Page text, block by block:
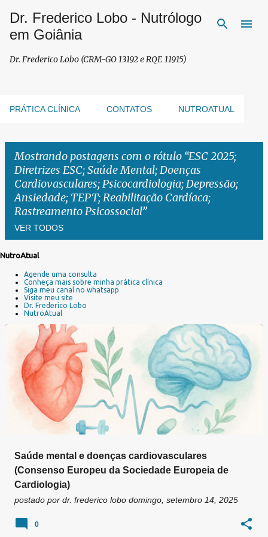
Pular para o conteúdo principal
Dr. Frederico Lobo - Nutrólogo
em Goiânia
Dr. Frederico Lobo (CRM-GO 13192 e RQE 11915)
PRÁTICA CLÍNICA CONTATOS NUTROATUAL
Mostrando postagens com o rótulo ESC 2025;
Diretrizes ESC; Saúde Mental; Doenças
Cardiovasculares; Psicocardiologia; Depressão;
Ansiedade; TEPT; Reabilitação Cardíaca;
Rastreamento Psicossocial
VER TODOS
g
NutroAtual
Agende uma consulta
Conheça mais sobre minha prática clínica
Siga meu canal no whatsapp
Visite meu site
Dr. Frederico Lobo
NutroAtual
Saúde mental e doenças cardiovasculares
(Consenso Europeu da Sociedade Europeia de
Cardiologia)
postado por dr. frederico lobo domingo, setembro 14, 2025
0